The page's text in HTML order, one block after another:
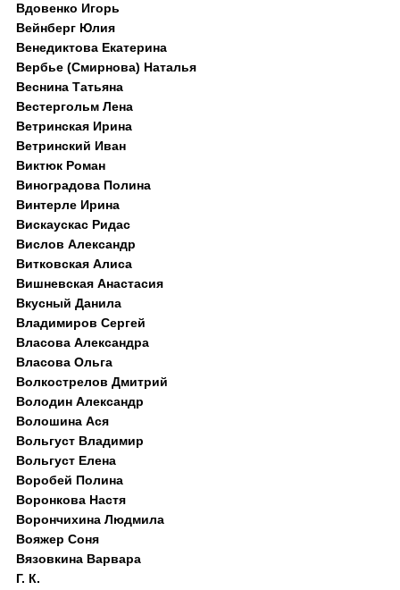
Вдовенко Игорь
Вейнберг Юлия
Венедиктова Екатерина
Вербье (Смирнова) Наталья
Веснина Татьяна
Вестергольм Лена
Ветринская Ирина
Ветринский Иван
Виктюк Роман
Виноградова Полина
Винтерле Ирина
Вискаускас Ридас
Вислов Александр
Витковская Алиса
Вишневская Анастасия
Вкусный Данила
Владимиров Сергей
Власова Александра
Власова Ольга
Волкострелов Дмитрий
Володин Александр
Волошина Ася
Вольгуст Владимир
Вольгуст Елена
Воробей Полина
Воронкова Настя
Ворончихина Людмила
Вояжер Соня
Вязовкина Варвара
Г. К.